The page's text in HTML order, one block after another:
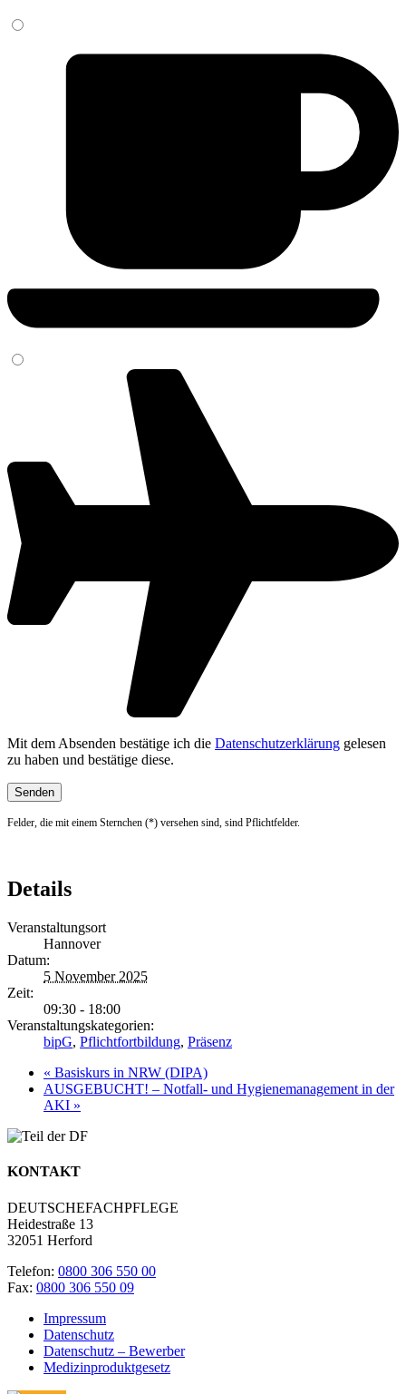
Mit dem Absenden bestätige ich die Datenschutzerklärung gelesen
zu haben und bestätige diese.
Felder, die mit einem Sternchen (*) versehen sind, sind Pflichtfelder.
Details
Veranstaltungsort
Hannover
Datum:
5 November 2025
Zeit:
09:30 - 18:00
Veranstaltungskategorien:
bipG, Pflichtfortbildung, Präsenz
« Basiskurs in NRW (DIPA)
AUSGEBUCHT! – Notfall- und Hygienemanagement in der
AKI »
KONTAKT
DEUTSCHEFACHPFLEGE
Heidestraße 13
32051 Herford
Telefon: 0800 306 550 00
Fax: 0800 306 550 09
Impressum
Datenschutz
Datenschutz – Bewerber
Medizinproduktgesetz